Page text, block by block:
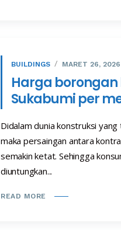
BUILDINGS MARET 26, 2026
Harga
Sukabumi per
Didalam dunia konstruksi
maka persaingan antara
semakin ketat. Sehingga
diuntungkan...
READ MORE